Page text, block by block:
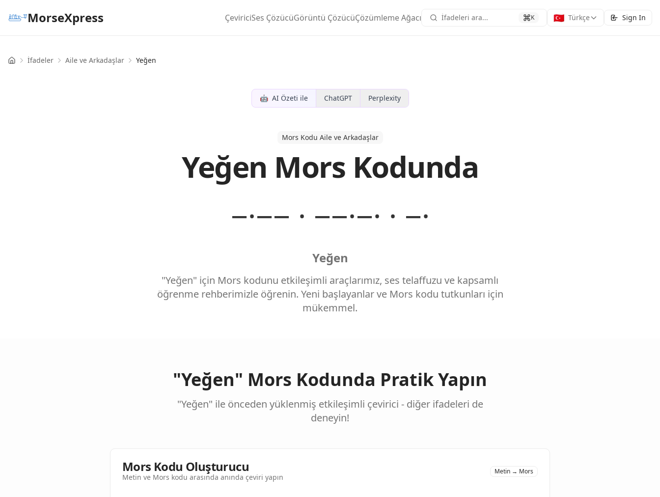
MorseXpress ÇeviriciSes ÇözücüGörüntü ÇözücüÇözümleme Ağacı İfadeleri ara... K 🇹🇷 Türkçe Sign In
Home İfadeler Aile ve Arkadaşlar Yeğen
🤖 AI Özeti ile ChatGPT Perplexity
Mors Kodu Aile ve Arkadaşlar
Yeğen Mors Kodunda
−·−− · −−·−· · −·
Yeğen
"Yeğen" için Mors kodunu etkileşimli araçlarımız, ses telaffuzu ve kapsamlı
öğrenme rehberimizle öğrenin. Yeni başlayanlar ve Mors kodu tutkunları için
mükemmel.
"Yeğen" Mors Kodunda Pratik Yapın
"Yeğen" ile önceden yüklenmiş etkileşimli çevirici - diğer ifadeleri de
deneyin!
Mors Kodu Oluşturucu
Metin ve Mors kodu arasında anında çeviri yapın
Metin → Mors